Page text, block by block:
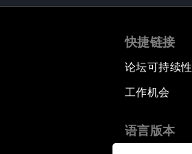
快捷链接
论坛可持续性
工作机会
语言版本